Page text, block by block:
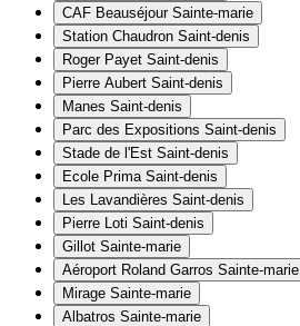
CAF Beauséjour Sainte-marie
Station Chaudron Saint-denis
Roger Payet Saint-denis
Pierre Aubert Saint-denis
Manes Saint-denis
Parc des Expositions Saint-denis
Stade de l'Est Saint-denis
Ecole Prima Saint-denis
Les Lavandières Saint-denis
Pierre Loti Saint-denis
Gillot Sainte-marie
Aéroport Roland Garros Sainte-marie
Mirage Sainte-marie
Albatros Sainte-marie